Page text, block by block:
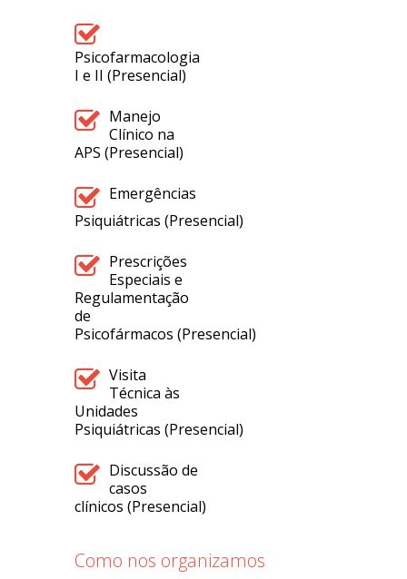
Psicofarmacologia
I e II (Presencial)
Manejo
Clínico na
APS (Presencial)
Emergências
Psiquiátricas (Presencial)
Prescrições
Especiais e
Regulamentação
de
Psicofármacos (Presencial)
Visita
Técnica às
Unidades
Psiquiátricas (Presencial)
Discussão de
casos
clínicos (Presencial)
Como nos organizamos